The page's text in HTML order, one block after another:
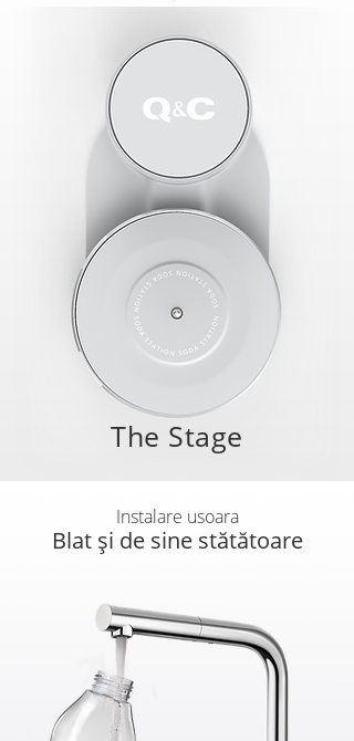
The Stage
Instalare usoara
Blat și de sine stătătoare